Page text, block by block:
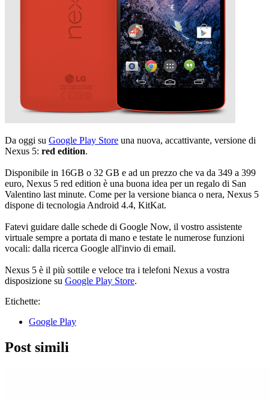
Da oggi su Google Play Store una nuova, accattivante, versione di
Nexus 5: red edition.
Disponibile in 16GB o 32 GB e ad un prezzo che va da 349 a 399
euro, Nexus 5 red edition è una buona idea per un regalo di San
Valentino last minute. Come per la versione bianca o nera, Nexus 5
dispone di tecnologia Android 4.4, KitKat.
Fatevi guidare dalle schede di Google Now, il vostro assistente
virtuale sempre a portata di mano e testate le numerose funzioni
vocali: dalla ricerca Google all'invio di email.
Nexus 5 è il più sottile e veloce tra i telefoni Nexus a vostra
disposizione su Google Play Store.
Etichette:
Google Play
Post simili